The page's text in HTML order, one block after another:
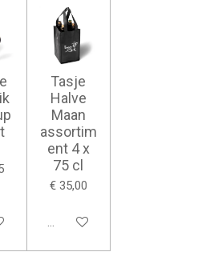
Tasje
Halve
Maan
assortim
ent 4 x
75 cl
€ 35,00
Bekijk details